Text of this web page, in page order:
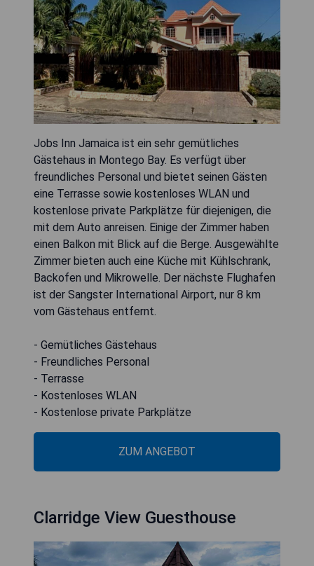
Jobs Inn Jamaica ist ein sehr gemütliches
Gästehaus in Montego Bay. Es verfügt über
freundliches Personal und bietet seinen Gästen
eine Terrasse sowie kostenloses WLAN und
kostenlose private Parkplätze für diejenigen, die
mit dem Auto anreisen. Einige der Zimmer haben
einen Balkon mit Blick auf die Berge. Ausgewählte
Zimmer bieten auch eine Küche mit Kühlschrank,
Backofen und Mikrowelle. Der nächste Flughafen
ist der Sangster International Airport, nur 8 km
vom Gästehaus entfernt.
- Gemütliches Gästehaus
- Freundliches Personal
- Terrasse
- Kostenloses WLAN
- Kostenlose private Parkplätze
ZUM ANGEBOT
Clarridge View Guesthouse